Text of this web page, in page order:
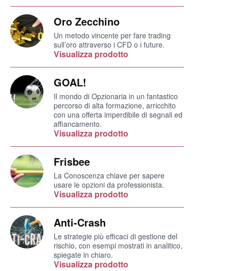
Oro Zecchino
Un metodo vincente per fare trading
sull’oro attraverso i CFD o i future.
Visualizza prodotto
GOAL!
Il mondo di Opzionaria in un fantastico
percorso di alta formazione, arricchito
con una offerta imperdibile di segnali ed
affiancamento.
Visualizza prodotto
Frisbee
La Conoscenza chiave per sapere
usare le opzioni da professionista.
Visualizza prodotto
Anti-Crash
Le strategie più efficaci di gestione del
rischio, con esempi mostrati in analitico,
spiegate in chiaro.
Visualizza prodotto